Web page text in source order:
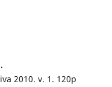
2010. v. 1. 120p